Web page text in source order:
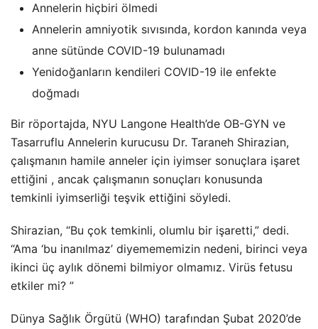
Annelerin hiçbiri ölmedi
Annelerin amniyotik sıvısında, kordon kanında veya
anne sütünde COVID-19 bulunamadı
Yenidoğanların kendileri COVID-19 ile enfekte
doğmadı
Bir röportajda, NYU Langone Health’de OB-GYN ve
Tasarruflu Annelerin kurucusu Dr. Taraneh Shirazian,
çalışmanın hamile anneler için iyimser sonuçlara işaret
ettiğini , ancak çalışmanın sonuçları konusunda
temkinli iyimserliği teşvik ettiğini söyledi.
Shirazian, “Bu çok temkinli, olumlu bir işaretti,” dedi.
“Ama ‘bu inanılmaz’ diyemememizin nedeni, birinci veya
ikinci üç aylık dönemi bilmiyor olmamız. Virüs fetusu
etkiler mi? ”
Dünya Sağlık Örgütü (WHO) tarafından Şubat 2020’de